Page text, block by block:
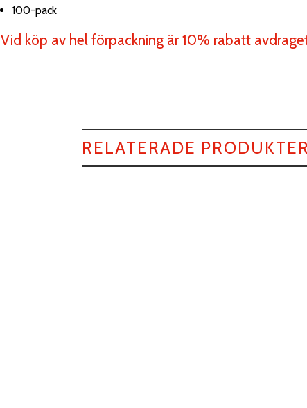
100-pack
Vid köp av hel förpackning är 10% rabatt
RELATERADE PRODUKTER